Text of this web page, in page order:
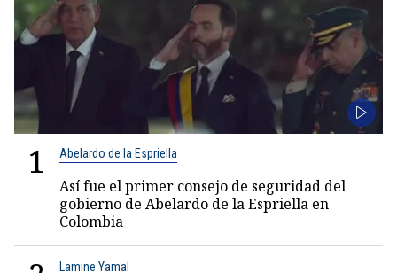
1 Abelardo de la Espriella
Así fue el primer consejo de seguridad del
gobierno de Abelardo de la Espriella en
Colombia
Lamine Yamal